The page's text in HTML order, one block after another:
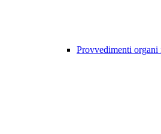
Provvedimenti